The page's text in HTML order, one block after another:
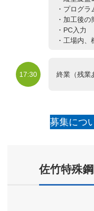
・プログラ
・加工後の
・PC入力
・工場内
17:30 終業（残業
募集につ
佐竹特殊